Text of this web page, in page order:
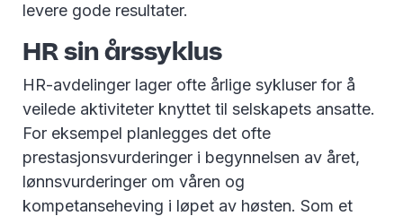
levere gode resultater.
HR sin årssyklus
HR-avdelinger lager ofte årlige sykluser for å
veilede aktiviteter knyttet til selskapets ansatte.
For eksempel planlegges det ofte
prestasjonsvurderinger i begynnelsen av året,
lønnsvurderinger om våren og
kompetanseheving i løpet av høsten. Som et